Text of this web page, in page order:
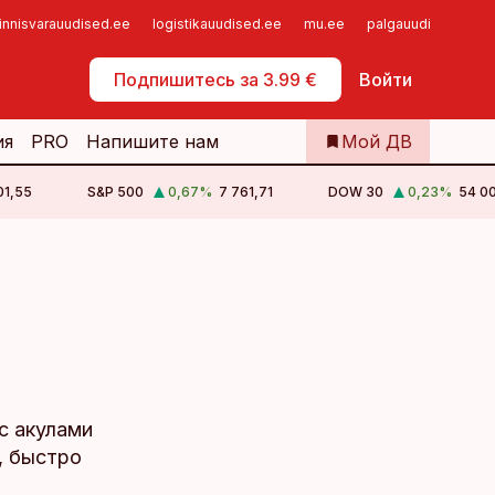
logistikauudised.ee mu.ee palgauudised.ee
Подпишитесь за 3.99 € Войти
Самообслуживание
PRO Напишите нам Мой ДВ
S&P 500 0,67% 7 761,71 DOW 30 0,23% 54
акулами
быстро